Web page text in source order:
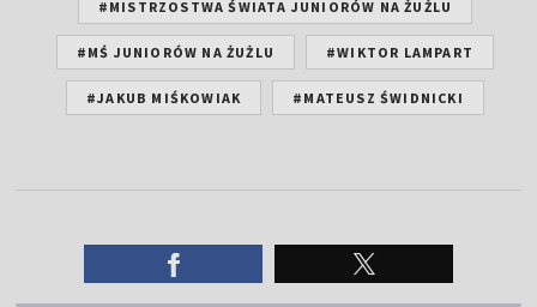
#MISTRZOSTWA ŚWIATA JUNIORÓW NA ŻUŻLU
#MŚ JUNIORÓW NA ŻUŻLU #WIKTOR LAMPART
#JAKUB MIŚKOWIAK #MATEUSZ ŚWIDNICKI